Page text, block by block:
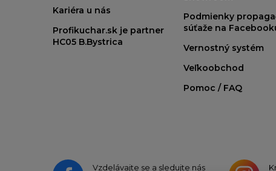
Kariéra u nás
Profikuchar.sk je partner
HC05 B.Bystrica
Podmienky
súťaže na
Vernostný systém
Veľkoobchod
Pomoc / FAQ
Vzdelávajte se a sledujte nás